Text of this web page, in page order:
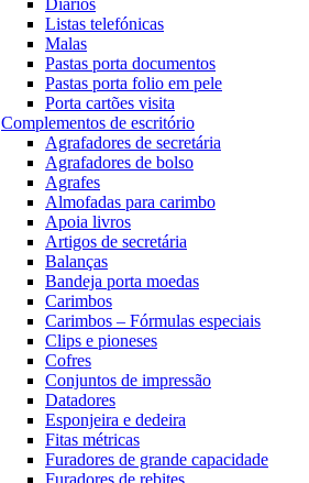
Diários
Listas telefónicas
Malas
Pastas porta documentos
Pastas porta folio em pele
Porta cartões visita
Complementos de escritório
Agrafadores de secretária
Agrafadores de bolso
Agrafes
Almofadas para carimbo
Apoia livros
Artigos de secretária
Balanças
Bandeja porta moedas
Carimbos
Carimbos – Fórmulas especiais
Clips e pioneses
Cofres
Conjuntos de impressão
Datadores
Esponjeira e dedeira
Fitas métricas
Furadores de grande capacidade
Furadores de rebites